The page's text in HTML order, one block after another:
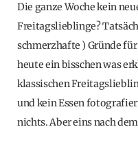
Die ganze Woche kein
Freitagslieblinge?
schmerzhafte ) Gründe
heute ein bisschen was
klassischen
und kein Essen
nichts. Aber eins nach